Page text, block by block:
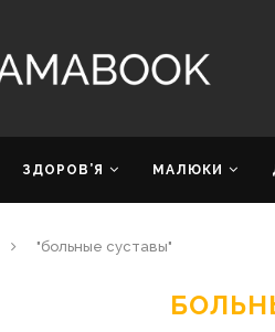
ЗДОРОВ’Я МАЛЮКИ
"больные суставы"